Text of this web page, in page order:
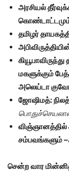
அரசியல்
தமிழர்
மகளுக்கும்
அலெய்டா
ஜோஷிமத்:
சம்பவங்களும்–
சென்ற வார